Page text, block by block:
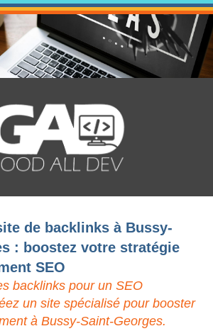
de backlinks à Bussy-
: boostez votre stratégie
SEO
backlinks pour un SEO
un site spécialisé pour booster
à Bussy-Saint-Georges.